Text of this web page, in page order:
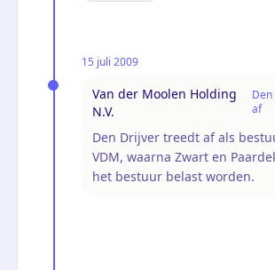
15 juli 2009
Van der Moolen Holding
N.V.
af
Den Drijver treedt af als
VDM, waarna Zwart en
het bestuur belast worden.